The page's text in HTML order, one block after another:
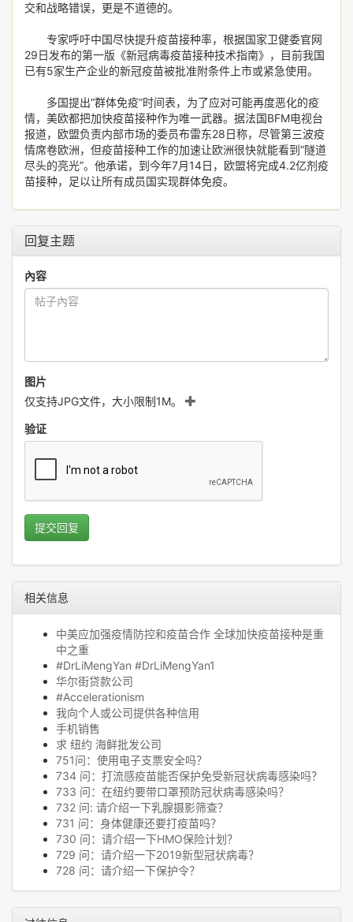
交和战略错误，更是不道德的。
专家呼吁中国尽快提升疫苗接种率，根据国家卫健委官网
29日发布的第一版《新冠病毒疫苗接种技术指南》，目前我国
已有5家生产企业的新冠疫苗被批准附条件上市或紧急使用。
多国提出“群体免疫”时间表，为了应对可能再度恶化的疫
情，美欧都把加快疫苗接种作为唯一武器。据法国BFM电视台
报道，欧盟负责内部市场的委员布雷东28日称，尽管第三波疫
情席卷欧洲，但疫苗接种工作的加速让欧洲很快就能看到“隧道
尽头的亮光”。他承诺，到今年7月14日，欧盟将完成4.2亿剂疫
苗接种，足以让所有成员国实现群体免疫。
回复主题
內容
图片
仅支持JPG文件，大小限制1M。
验证
提交回复
相关信息
中美应加强疫情防控和疫苗合作 全球加快疫苗接种是重
中之重
#DrLiMengYan #DrLiMengYan1
华尔街贷款公司
#Accelerationism
我向个人或公司提供各种信用
手机销售
求 纽约 海鲜批发公司
751问：使用电子支票安全吗？
734 问：打流感疫苗能否保护免受新冠状病毒感染吗？
733 问：在纽约要带口罩预防冠状病毒感染吗？
732 问: 请介绍一下乳腺摄影筛查？
731 问：身体健康还要打疫苗吗？
730 问：请介绍一下HMO保险计划？
729 问：请介绍一下2019新型冠状病毒？
728 问：请介绍一下保护令？